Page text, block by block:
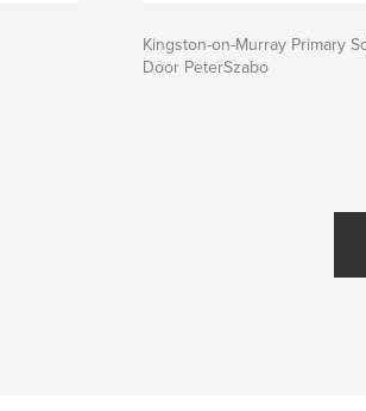
Kingston-on-Murray Primary
Door PeterSzabo